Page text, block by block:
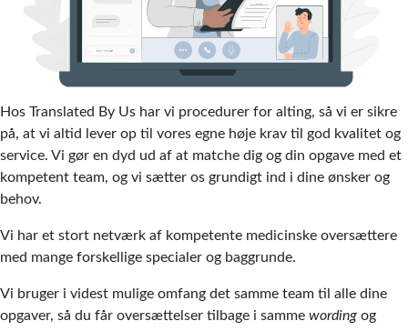
Hos Translated By Us har vi procedurer for alting, så vi er sikre
på, at vi altid lever op til vores egne høje krav til god kvalitet og
service. Vi gør en dyd ud af at matche dig og din opgave med et
kompetent team, og vi sætter os grundigt ind i dine ønsker og
behov.
Vi har et stort netværk af kompetente medicinske oversættere
med mange forskellige specialer og baggrunde.
Vi bruger i videst mulige omfang det samme team til alle dine
opgaver, så du får oversættelser tilbage i samme wording og